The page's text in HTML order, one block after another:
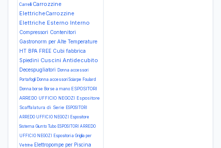
Carrelli Carrozzine
ElettricheCarrozzine
Elettriche Esterno Interno
Compressori Contenitori
Gastronorm per Alte Temperature
HT BPA FREE Cubi fabbrica
Spiedini Cuscini Antidecubito
Decespugliatori Donna accessori
Portafogli Donna accessori Sciarpe Foulard
Donna borse Borse a mano ESPOSITORI
ARREDO UFFICIO NEGOZI Espositore
Scaffalatura di Serie ESPOSITORI
ARREDO UFFICIO NEGOZI Espositore
Sistema Giunto Tubo ESPOSITORI ARREDO
UFFICIO NEGOZI Espositori a Griglia per
Vetrine Elettropompe per Piscina